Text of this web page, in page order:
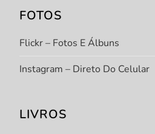
FOTOS
Flickr – Fotos E Álbuns
Instagram – Direto Do Celular
LIVROS